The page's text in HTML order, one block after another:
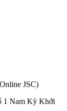
JSC)
1 Nam Kỳ Khởi